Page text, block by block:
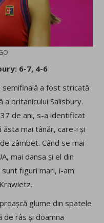
6-7, 4-6
a fost stricată
britanicului Salisbury.
de ani, s-a identificat
ăsta mai tânăr, care-i și
zâmbet. Când se mai
mai dansa și el din
sunt figuri mari, i-am
glume din spatele
de râs și doamna